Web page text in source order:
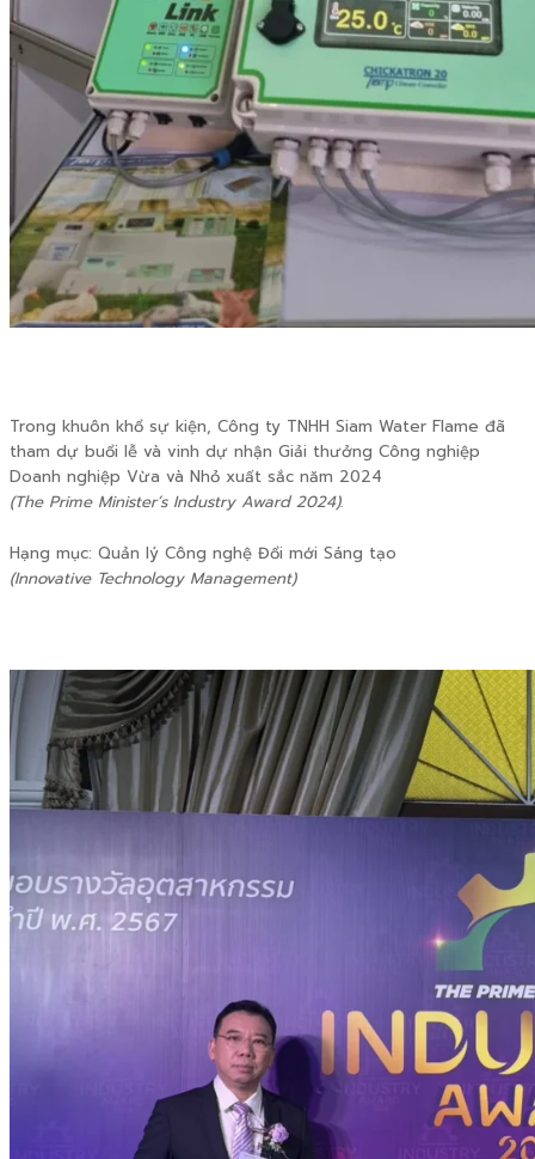
Trong khuôn khổ sự kiện, Công ty TNHH Siam Water Flame đã
tham dự buổi lễ và vinh dự nhận Giải thưởng Công nghiệp
Doanh nghiệp Vừa và Nhỏ xuất sắc năm 2024
(The Prime Minister’s Industry Award 2024).
Hạng mục: Quản lý Công nghệ Đổi mới Sáng tạo
(Innovative Technology Management)